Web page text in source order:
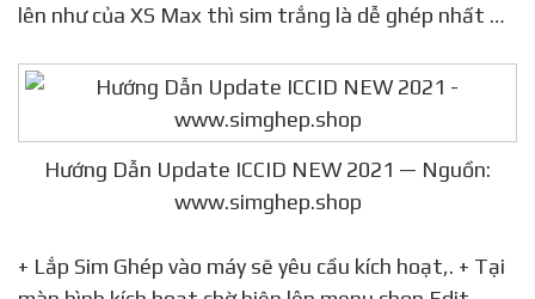
lên như của XS Max thì sim trắng là dễ ghép nhất …
Hướng Dẫn Update ICCID NEW 2021 — Nguồn:
www.simghep.shop
+ Lắp Sim Ghép vào máy sẽ yêu cầu kích hoạt,. + Tại